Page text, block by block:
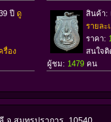
ปี ดู
รื่อง
สินค้า:
รายละ
ราคา:
สนใจติ
ผู้ชม: 1479 คน
จ.สมุทรปราการ 10540